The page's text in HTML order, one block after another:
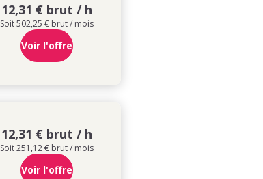
12,31 € brut / h
Soit 502,25 € brut / mois
Voir l'offre
12,31 € brut / h
Soit 251,12 € brut / mois
Voir l'offre